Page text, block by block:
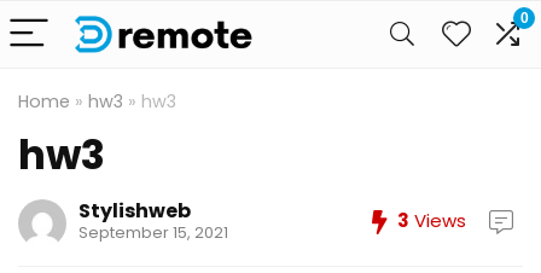
0
Home » hw3 » hw3
hw3
Stylishweb
September 15, 2021 3 Views